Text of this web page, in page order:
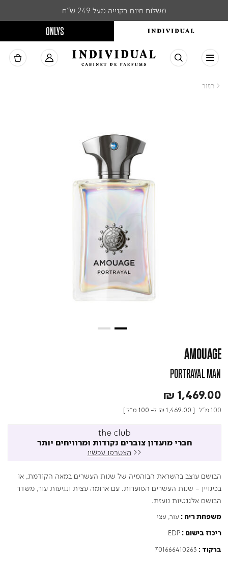
משלוח חינם בקנייה מעל 249 ש"ח
ONLYS
< חזור
AMOUAGE
PORTRAYAL MAN
₪ 1,469.00
100 מ"ל [
₪ 1,469.00 ל- 100 מ"ל ]
חברי מועדון צוברים נקודות ומרוויחים יותר
<< הצטרפו עכשיו
הבושם עוצב בהשראת הבוהמיה של שנות העשרים במאה הקודמת, או
בכינויין - שנות העשרים הסוערות. עם ארומה עצית ונגיעות עור, משדר
הבושם אלגנטיות נועזת.
משפחת ריח : עור, עצי
ריכוז בישום :EDP
ברקוד : 701666410263